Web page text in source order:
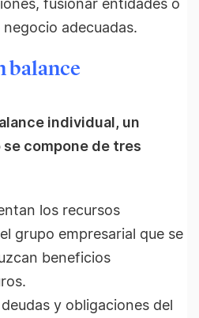
fusionar entidades o
adecuadas.
balance
individual, un
compone de tres
los recursos
grupo empresarial que se
beneficios
y obligaciones del